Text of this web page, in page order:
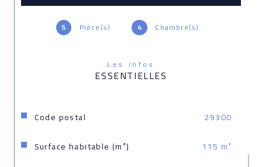
5 Pièce(s) 4 Chambre(s)
Les infos
ESSENTIELLES
Caractéristiques Valeurs
Code postal
29300
Surface habitable (m²)
115 m²
l’aménagement de son grenier de 46 m2
entièrement isolé et plaqué vous permettront
de créer des pièces supplémentaires de vie :